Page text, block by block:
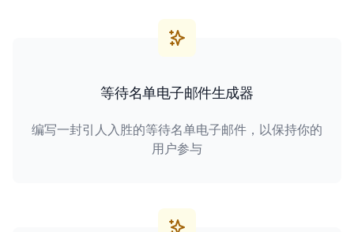
等待名单电子邮件生成器
编写一封引人入胜的等待名单电子邮件，以保持你的
用户参与